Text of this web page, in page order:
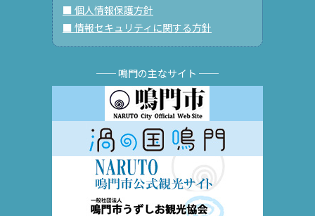
■ 個人情報保護方針
■ 情報セキュリティに関する方針
── 鳴門の主なサイト ──